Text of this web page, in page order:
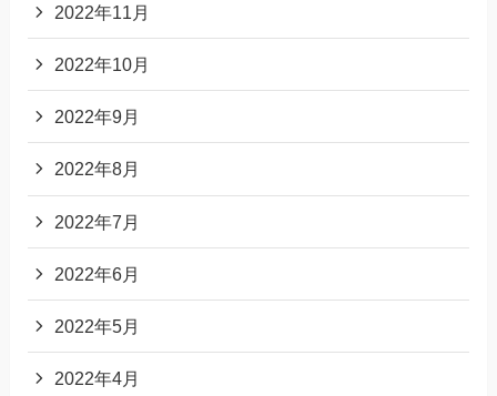
2022年11月
2022年10月
2022年9月
2022年8月
2022年7月
2022年6月
2022年5月
2022年4月